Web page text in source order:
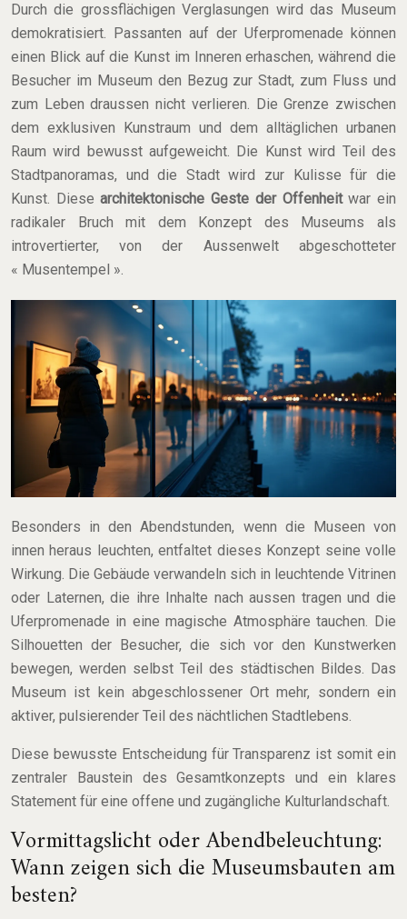
Durch die grossflächigen Verglasungen wird das Museum
demokratisiert. Passanten auf der Uferpromenade können
einen Blick auf die Kunst im Inneren erhaschen, während die
Besucher im Museum den Bezug zur Stadt, zum Fluss und
zum Leben draussen nicht verlieren. Die Grenze zwischen
dem exklusiven Kunstraum und dem alltäglichen urbanen
Raum wird bewusst aufgeweicht. Die Kunst wird Teil des
Stadtpanoramas, und die Stadt wird zur Kulisse für die
Kunst. Diesearchitektonische Geste der Offenheitwar ein
radikaler Bruch mit dem Konzept des Museums als
introvertierter, von der Aussenwelt abgeschotteter
« Musentempel ».
Besonders in den Abendstunden, wenn die Museen von
innen heraus leuchten, entfaltet dieses Konzept seine volle
Wirkung. Die Gebäude verwandeln sich in leuchtende Vitrinen
oder Laternen, die ihre Inhalte nach aussen tragen und die
Uferpromenade in eine magische Atmosphäre tauchen. Die
Silhouetten der Besucher, die sich vor den Kunstwerken
bewegen, werden selbst Teil des städtischen Bildes. Das
Museum ist kein abgeschlossener Ort mehr, sondern ein
aktiver, pulsierender Teil des nächtlichen Stadtlebens.
Diese bewusste Entscheidung für Transparenz ist somit ein
zentraler Baustein des Gesamtkonzepts und ein klares
Statement für eine offene und zugängliche Kulturlandschaft.
Vormittagslicht oder Abendbeleuchtung:
Wann zeigen sich die Museumsbauten am
besten?